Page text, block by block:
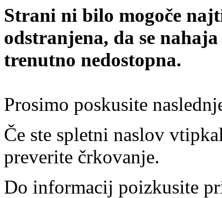
Strani ni bilo mogoče
odstranjena, da se
trenutno nedostopna.
Prosimo poskusite
Če ste spletni naslov
preverite črkovanje.
Do informacij poizkusite